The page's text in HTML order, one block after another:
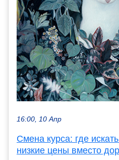
16:00, 10 Апр
Смена курса: где
низкие цены вместо